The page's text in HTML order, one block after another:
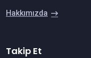
Hakkımızda
Takip Et